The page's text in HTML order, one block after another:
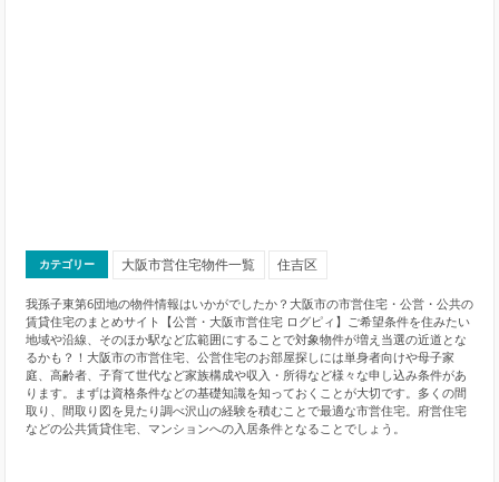
カテゴリー 大阪市営住宅物件一覧 住吉区
我孫子東第6団地の物件情報はいかがでしたか？大阪市の市営住宅・公営・公共の
賃貸住宅のまとめサイト【公営・大阪市営住宅 ログピィ】ご希望条件を住みたい
地域や沿線、そのほか駅など広範囲にすることで対象物件が増え当選の近道とな
るかも？！大阪市の市営住宅、公営住宅のお部屋探しには単身者向けや母子家
庭、高齢者、子育て世代など家族構成や収入・所得など様々な申し込み条件があ
ります。まずは資格条件などの基礎知識を知っておくことが大切です。多くの間
取り、間取り図を見たり調べ沢山の経験を積むことで最適な市営住宅。府営住宅
などの公共賃貸住宅、マンションへの入居条件となることでしょう。